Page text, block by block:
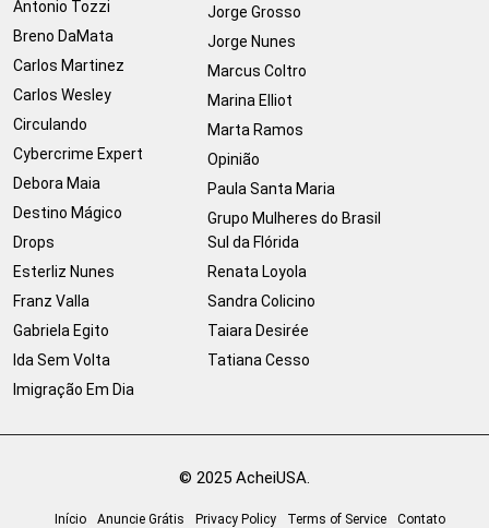
Antonio Tozzi
Breno DaMata
Carlos Martinez
Carlos Wesley
Circulando
Cybercrime Expert
Debora Maia
Destino Mágico
Drops
Esterliz Nunes
Franz Valla
Gabriela Egito
Ida Sem Volta
Imigração Em Dia
Jorge Grosso
Jorge Nunes
Marcus Coltro
Marina Elliot
Marta Ramos
Opinião
Paula Santa Maria
Grupo Mulheres do Brasil
Sul da Flórida
Renata Loyola
Sandra Colicino
Taiara Desirée
Tatiana Cesso
© 2025 AcheiUSA.
Início Anuncie Grátis Privacy Policy Terms of Service Contato